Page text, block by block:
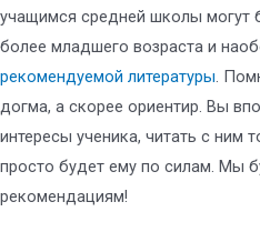
учащимся средней школы могут
более младшего возраста и
рекомендуемой литературы.
догма, а скорее ориентир. Вы
интересы ученика, читать с ним
просто будет ему по силам. Мы
рекомендациям!